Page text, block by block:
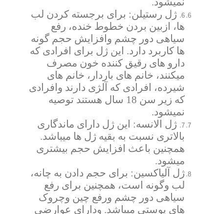
6. ژل رستیلن: برای برجسته کردن لب
ها، ازبین بردن خطوط خنده، رفع
سیاهی دور چشم وافزایش حجم گونه
ها کاربرد دارد. این ژل برای افرادی که
دارو های رقیق کننده خون مصرف
میکنند، خانم های باردار، خانم های
شیرده، افرادی که آلژی دارند وافرادی
که زیر سن 18 سال هستند توصیه
نمیشود.
7. ژل الانسه: این ژل دارای ماندگاری
بالاتری نسبت به بقیه ژل ها میباشد.
همچنین باعث افزایش حجم بیشتری
میشود.
ژل آلیاکسین: برای حجم دادن به چانه،
لب وگونه است، همچنین برای رفع
سیاهی دور چشم ورفع چین وچروک
های پوستی میباشد. ودارای عوارضی